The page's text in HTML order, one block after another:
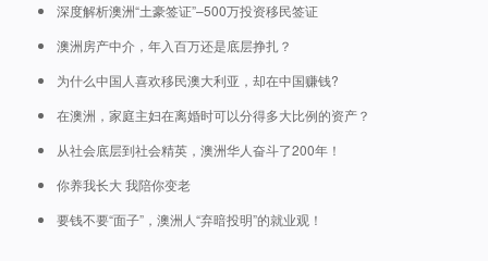
深度解析澳洲“土豪签证”–500万投资移民签证
澳洲房产中介，年入百万还是底层挣扎？
为什么中国人喜欢移民澳大利亚，却在中国赚钱?
在澳洲，家庭主妇在离婚时可以分得多大比例的资产？
从社会底层到社会精英，澳洲华人奋斗了200年！
你养我长大 我陪你变老
要钱不要“面子”，澳洲人“弃暗投明”的就业观！